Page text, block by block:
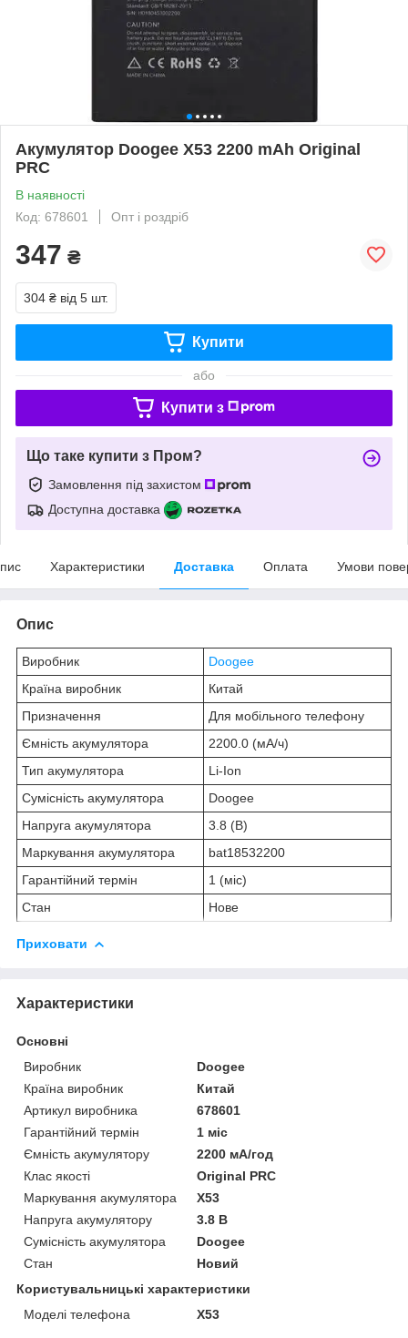
Акумулятор Doogee X53 2200 mAh Original
PRC
В наявності
Код: 678601
Опт і роздріб
347 ₴
304 ₴ від 5 шт.
Купити
або
Купити з
Що таке купити з Пром?
Замовлення під захистом
Доступна доставка
Характеристики Доставка Оплата Умови
Опис
Виробник
Doogee
Країна виробник
Китай
Призначення
Для мобільного телефону
Ємність акумулятора
2200.0 (мА/ч)
Тип акумулятора
Li-Ion
Сумісність акумулятора
Doogee
Напруга акумулятора
3.8 (В)
Маркування акумулятора
bat18532200
Гарантійний термін
1 (міс)
Стан
Нове
Приховати
Характеристики
Основні
Виробник
Doogee
Країна виробник
Китай
Артикул виробника
678601
Гарантійний термін
1 міс
Ємність акумулятору
2200 мА/год
Клас якості
Original PRC
Маркування акумулятора
X53
Напруга акумулятору
3.8 В
Сумісність акумулятора
Doogee
Стан
Новий
Користувальницькі характеристики
Моделі телефона
X53